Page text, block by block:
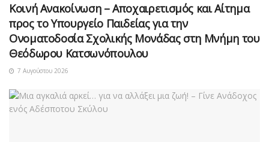
Κοινή Ανακοίνωση – Αποχαιρετισμός και Αίτημα
προς το Υπουργείο Παιδείας για την
Ονοματοδοσία Σχολικής Μονάδας στη Μνήμη του
Θεόδωρου Κατσωνόπουλου
7 Αυγούστου 2026